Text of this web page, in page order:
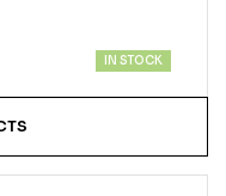
IN STOCK